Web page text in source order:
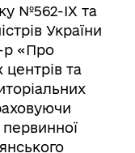
№562-ІХ та
України
р «Про
центрів та